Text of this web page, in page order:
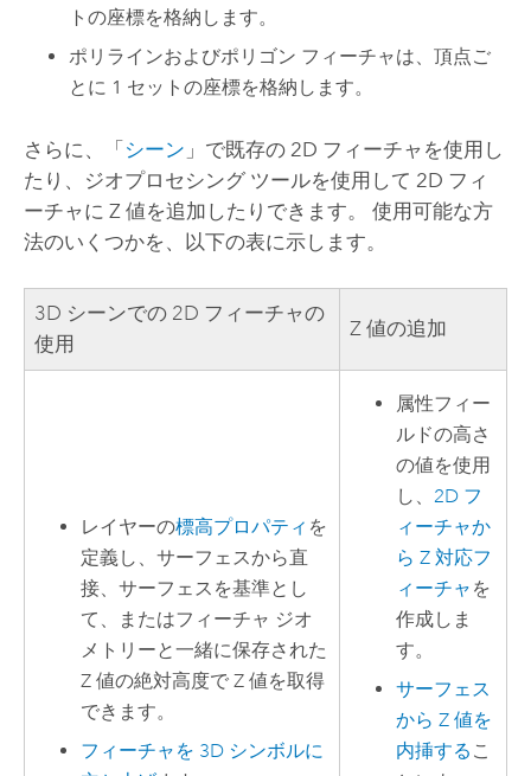
トの座標を格納します。
ポリラインおよびポリゴン フィーチャは、頂点ご
とに 1 セットの座標を格納します。
さらに、「 シーン 」で既存の 2D フィーチャを使用し
たり、ジオプロセシング ツールを使用して 2D フィ
ーチャに Z 値を追加したりできます。 使用可能な方
法のいくつかを、以下の表に示します。
3D シーンでの 2D フィーチャの
使用
Z 値の追加
レイヤーの標高プロパティ を
定義し、サーフェスから直
接、サーフェスを基準とし
て、またはフィーチャ ジオ
メトリーと一緒に保存された
Z 値の絶対高度で Z 値を取得
できます。
フィーチャを 3D シンボルに
属性フィー
ルドの高さ
の値を使用
し、2D フ
ィーチャか
ら Z 対応フ
ィーチャ を
作成しま
す。
サーフェス
から Z 値を
内挿する こ